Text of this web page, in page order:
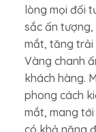
lòng mọi đối
sắc ấn
mắt, tăng trải
Vàng chanh
khách hàng.
phong cách
mắt, mang
có khả năng